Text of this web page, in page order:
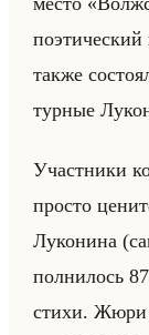
по­эти­че­ский
также
тур­ные
Участ­ни­ки
про­сто
Лу­ко­ни­на
пол­ни­лось
стихи. Жюри